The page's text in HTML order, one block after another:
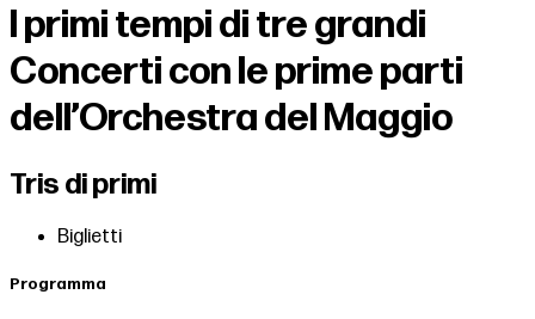
I primi tempi di tre grandi
Concerti con le prime parti
dell’Orchestra del Maggio
Tris di primi
Biglietti
Programma